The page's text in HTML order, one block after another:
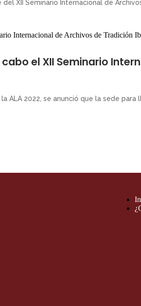
XII Seminario Internacional de
el XII Seminario
ALA 2022, se anunció que la sede